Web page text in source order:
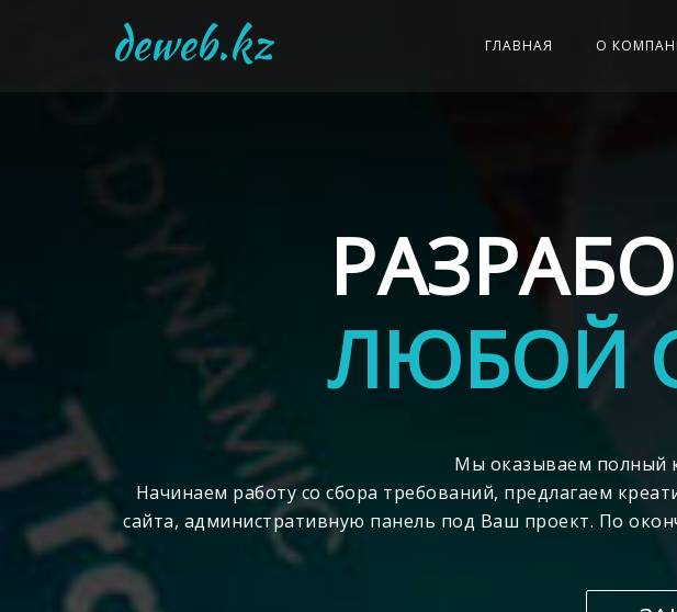
deweb.kz ГЛАВНАЯ О
ЛЮБОЙ
Мы оказываем полный
Начинаем работу со сбора требований, предлагаем
сайта, административную панель под Ваш проект. По